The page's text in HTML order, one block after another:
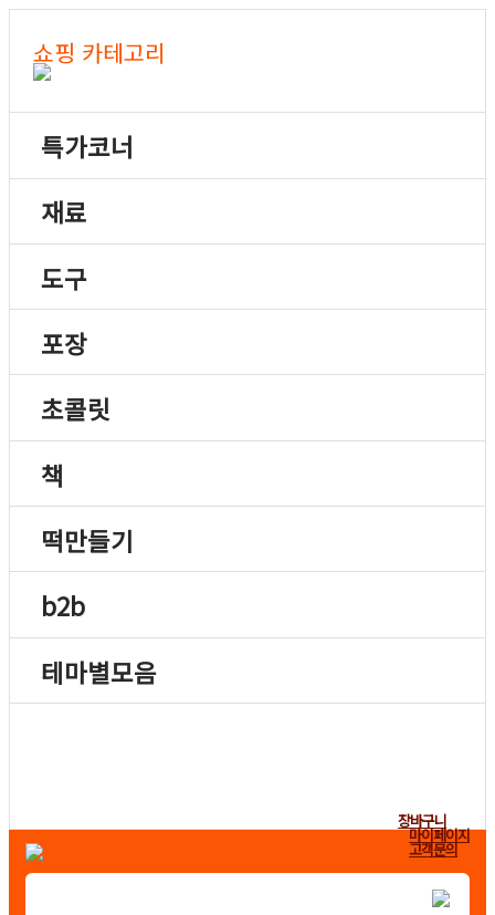
쇼핑 카테고리
특가코너
재료
도구
포장
초콜릿
책
떡만들기
b2b
테마별모음
장바구니
마이페이지
고객문의